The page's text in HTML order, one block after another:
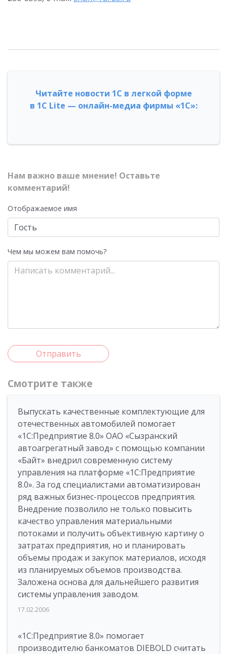
Читайте новости 1С в легкой форме
в 1С Lite — онлайн-медиа фирмы «1С»:
Нам важно ваше мнение! Оставьте
комментарий!
Отображаемое имя
Чем мы можем вам помочь?
Отправить
Смотрите также
Выпускать качественные комплектующие для
отечественных автомобилей помогает
«1С:Предприятие 8.0» ОАО «Сызранский
автоагрегатный завод» с помощью компании
«Байт» внедрил современную систему
управления на платформе «1С:Предприятие
8.0». За год специалистами автоматизирован
ряд важных бизнес-процессов предприятия.
Внедрение позволило не только повысить
качество управления материальными
потоками и получить объективную картину о
затратах предприятия, но и планировать
объемы продаж и закупок материалов, исходя
из планируемых объемов производства.
Заложена основа для дальнейшего развития
системы управления заводом.
17.02.2006
«1С:Предприятие 8.0» помогает
производителю банкоматов DIEBOLD считать